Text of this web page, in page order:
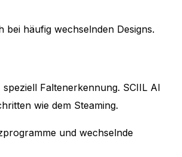
häufig wechselnden Designs.
Faltenerkennung. SCIIL AI
wie dem Steaming.
und wechselnde